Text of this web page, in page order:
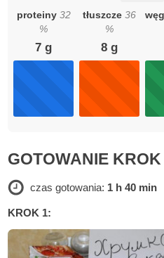
proteiny 32
%
7 g
tłuszcze 36
%
8 g
GOTOWANIE
czas gotowania: 1 h 40 min
KROK 1: